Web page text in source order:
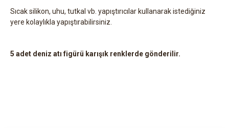
Sıcak silikon, uhu, tutkal vb. yapıştırıcılar kullanarak istediğiniz
yere kolaylıkla yapıştırabilirsiniz.
5 adet deniz atı figürü karışık renklerde gönderilir.